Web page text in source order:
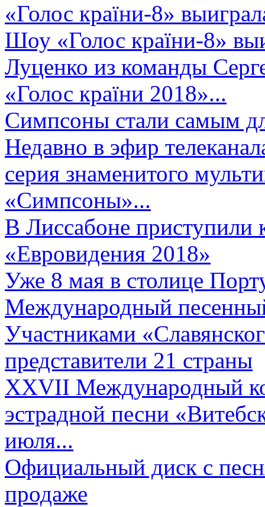
«Голос країни-8»
Шоу «Голос країни-8»
Луценко из команды
«Голос країни 2018»...
Симпсоны стали самым
Недавно в эфир
серия знаменитого
«Симпсоны»...
В Лиссабоне приступили
«Евровидения 2018»
Уже 8 мая в столице
Международный
Участниками
представители 21 страны
XXVII Международный
эстрадной песни
июля...
Официальный диск с
продаже